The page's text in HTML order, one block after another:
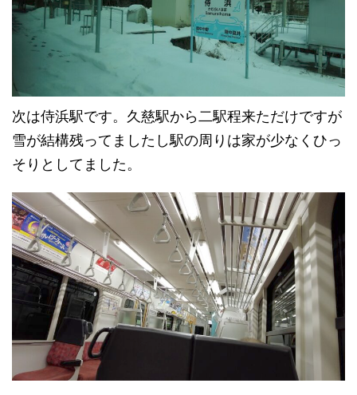
次は侍浜駅です。久慈駅から二駅程来ただけですが
雪が結構残ってましたし駅の周りは家が少なくひっ
そりとしてました。